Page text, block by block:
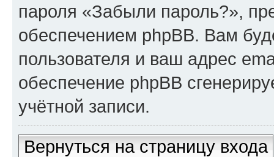
пароля «Забыли пароль?»,
обеспечением phpBB. Вам
пользователя и ваш адрес
обеспечение phpBB
учётной записи.
Вернуться на страницу входа